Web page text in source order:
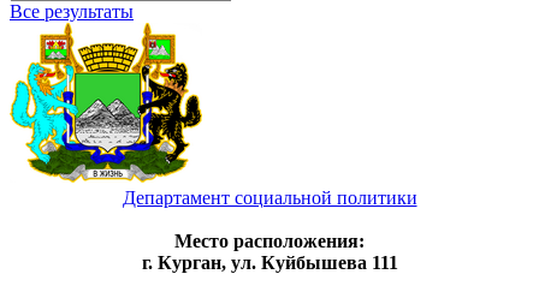
Все результаты
Департамент социальной политики
Место расположения:
г. Курган, ул. Куйбышева 111